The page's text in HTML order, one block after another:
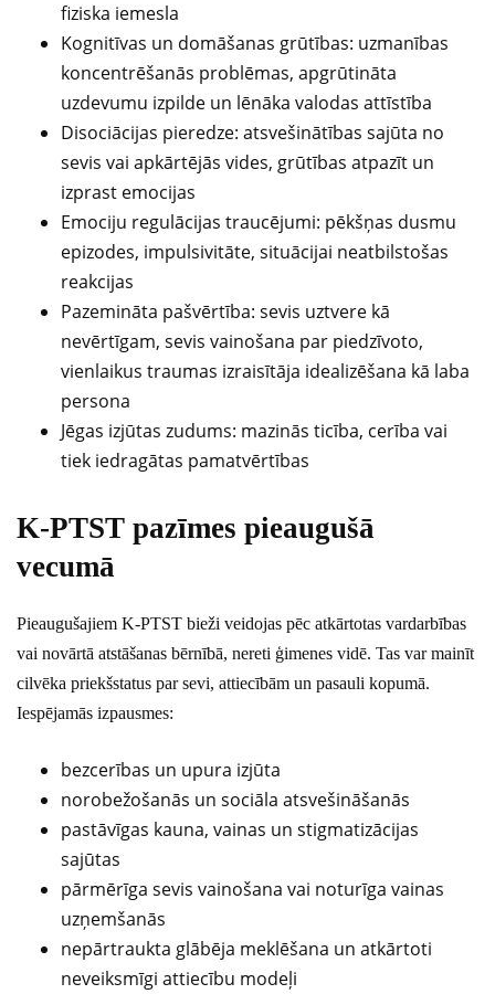
fiziska iemesla
Kognitīvas un domāšanas grūtības: uzmanības
koncentrēšanās problēmas, apgrūtināta
uzdevumu izpilde un lēnāka valodas attīstība
Disociācijas pieredze: atsvešinātības sajūta no
sevis vai apkārtējās vides, grūtības atpazīt un
izprast emocijas
Emociju regulācijas traucējumi: pēkšņas dusmu
epizodes, impulsivitāte, situācijai neatbilstošas
reakcijas
Pazemināta pašvērtība: sevis uztvere kā
nevērtīgam, sevis vainošana par piedzīvoto,
vienlaikus traumas izraisītāja idealizēšana kā laba
persona
Jēgas izjūtas zudums: mazinās ticība, cerība vai
tiek iedragātas pamatvērtības
K-PTST pazīmes pieaugušā
vecumā
Pieaugušajiem K-PTST bieži veidojas pēc atkārtotas vardarbības
vai novārtā atstāšanas bērnībā, nereti ģimenes vidē. Tas var mainīt
cilvēka priekšstatus par sevi, attiecībām un pasauli kopumā.
Iespējamās izpausmes:
bezcerības un upura izjūta
norobežošanās un sociāla atsvešināšanās
pastāvīgas kauna, vainas un stigmatizācijas
sajūtas
pārmērīga sevis vainošana vai noturīga vainas
uzņemšanās
nepārtraukta glābēja meklēšana un atkārtoti
neveiksmīgi attiecību modeļi